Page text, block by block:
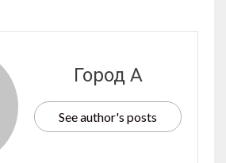
Город А
See author's posts